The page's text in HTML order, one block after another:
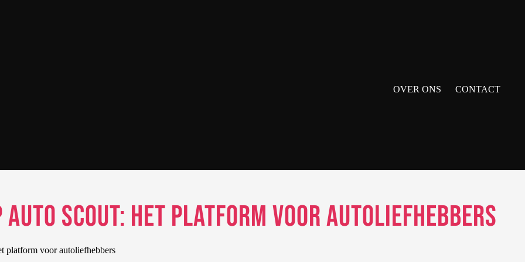
OVER ONS CONTACT
Auto Scout: Het platform voor autoliefhebbers
platform voor autoliefhebbers